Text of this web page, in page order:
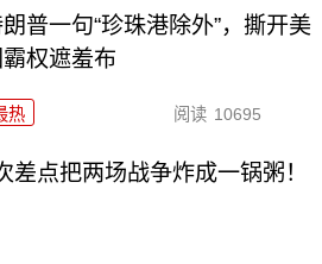
普一句“珍珠港除外”，撕开美
霸权遮羞布
热 阅读 10695
差点把两场战争炸成一锅粥！